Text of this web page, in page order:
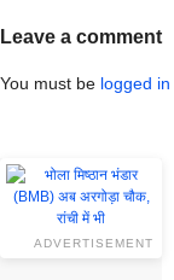
Leave a comment
You must be logged in
ADVERTISEMENT